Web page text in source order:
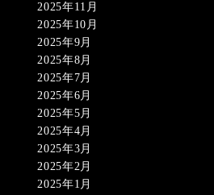
2025年11月
2025年10月
2025年9月
2025年8月
2025年7月
2025年6月
2025年5月
2025年4月
2025年3月
2025年2月
2025年1月